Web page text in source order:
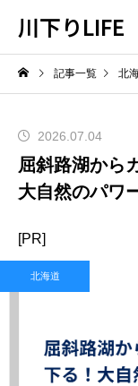
川下りLIFE
記事一覧 北
2026.07.04
屈斜路湖から
大自然のパワ
[PR]
北海道